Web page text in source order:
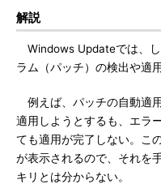
解説
Windows Updateでは、
ラム（パッチ）の検出や適
例えば、パッチの自動適
適用しようとするも、エラ
ても適用が完了しない。こ
が表示されるので、それを
キリとは分からない。